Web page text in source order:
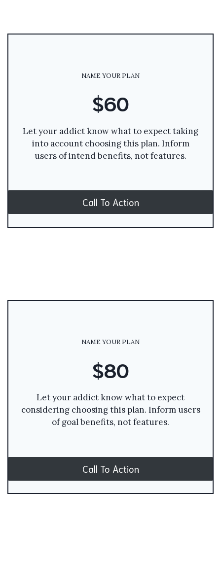
NAME YOUR PLAN
$60
Let your addict know what to expect taking
into account choosing this plan. Inform
users of intend benefits, not features.
Call To Action
NAME YOUR PLAN
$80
Let your addict know what to expect
considering choosing this plan. Inform users
of goal benefits, not features.
Call To Action